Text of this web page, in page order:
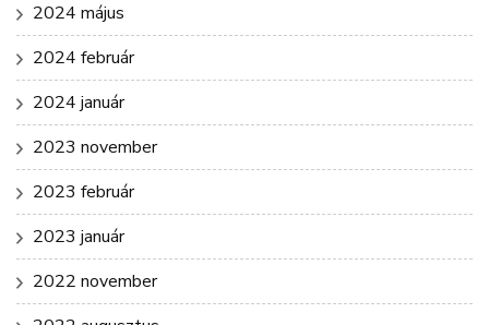
2024 május
2024 február
2024 január
2023 november
2023 február
2023 január
2022 november